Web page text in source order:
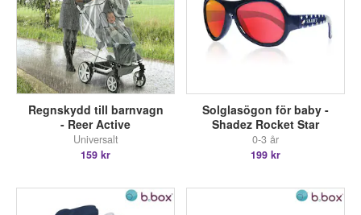
Regnskydd till barnvagn
- Reer Active
Universalt
159 kr
Solglasögon för baby -
Shadez Rocket Star
0-3 år
199 kr